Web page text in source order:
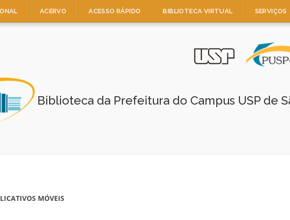
ACERVO ACESSO RÁPIDO BIBLIOTECA VIRTUAL SERVIÇOS
Biblioteca da Prefeitura do Campus USP de
MÓVEIS